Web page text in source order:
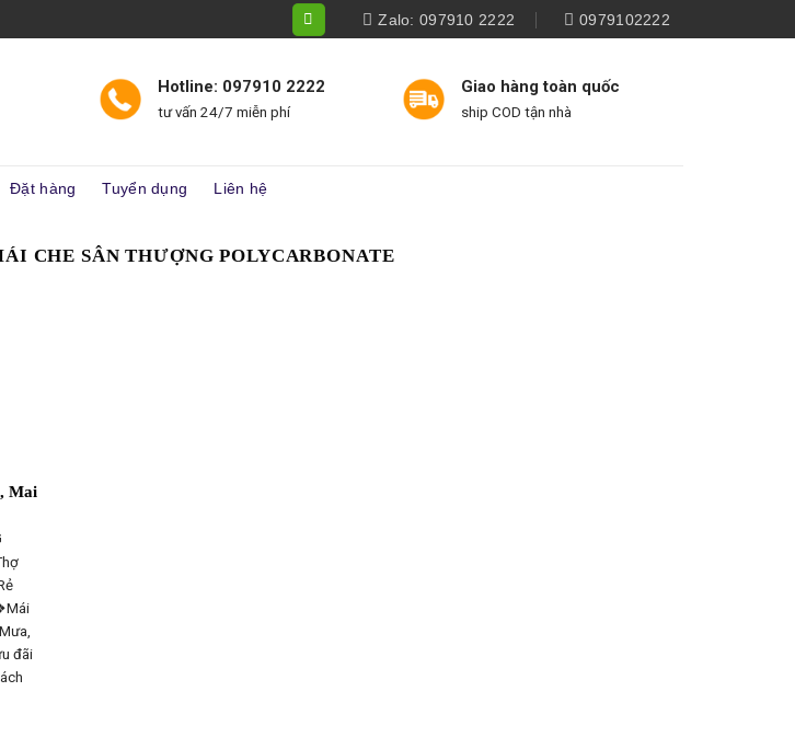
Zalo: 097910 2222 0979102222
Hotline: 097910 2222
tư vấn 24/7 miễn phí
Giao hàng toàn quốc
ship COD tận nhà
Đặt hàng Tuyển dụng Liên hệ
CHE SÂN THƯỢNG POLYCARBONATE
Mai
đãi